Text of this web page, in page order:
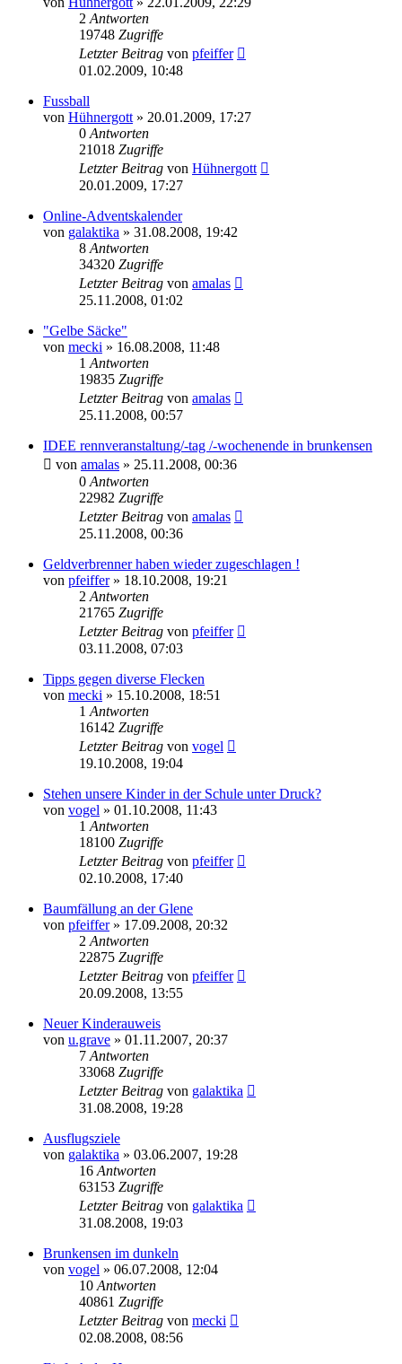
2 Antworten
19748 Zugriffe
Letzter Beitrag von pfeiffer
01.02.2009, 10:48
Fussball
von Hühnergott » 20.01.2009, 17:27
0 Antworten
21018 Zugriffe
Letzter Beitrag von Hühnergott
20.01.2009, 17:27
Online-Adventskalender
von galaktika » 31.08.2008, 19:42
8 Antworten
34320 Zugriffe
Letzter Beitrag von amalas
25.11.2008, 01:02
"Gelbe Säcke"
von mecki » 16.08.2008, 11:48
1 Antworten
19835 Zugriffe
Letzter Beitrag von amalas
25.11.2008, 00:57
IDEE rennveranstaltung/-tag /-wochenende in brunkensen
von amalas » 25.11.2008, 00:36
0 Antworten
22982 Zugriffe
Letzter Beitrag von amalas
25.11.2008, 00:36
Geldverbrenner haben wieder zugeschlagen !
von pfeiffer» 18.10.2008, 19:21
2 Antworten
21765 Zugriffe
Letzter Beitrag von pfeiffer
03.11.2008, 07:03
Tipps gegen diverse Flecken
von mecki » 15.10.2008, 18:51
1 Antworten
16142 Zugriffe
Letzter Beitrag von vogel
19.10.2008, 19:04
Stehen unsere Kinder in der Schule unter Druck?
von vogel » 01.10.2008, 11:43
1 Antworten
18100 Zugriffe
Letzter Beitrag von pfeiffer
02.10.2008, 17:40
Baumfällung an der Glene
von pfeiffer» 17.09.2008, 20:32
2 Antworten
22875 Zugriffe
Letzter Beitrag von pfeiffer
20.09.2008, 13:55
Neuer Kinderauweis
von u.grave » 01.11.2007, 20:37
7 Antworten
33068 Zugriffe
Letzter Beitrag von galaktika
31.08.2008, 19:28
Ausflugsziele
von galaktika » 03.06.2007, 19:28
16 Antworten
63153 Zugriffe
Letzter Beitrag von galaktika
31.08.2008, 19:03
Brunkensen im dunkeln
von vogel » 06.07.2008, 12:04
10 Antworten
40861 Zugriffe
Letzter Beitrag von mecki
02.08.2008, 08:56